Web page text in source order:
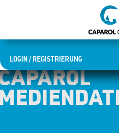
LOGIN / REGISTRIERUNG